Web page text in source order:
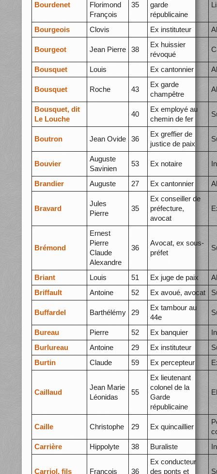
Bourdenet
Florimond
François
35
garde
républicaine
Bourgeois Clovis Ex instituteur
Bourgeot Jean Pierre 38
Ex huissier
révoqué
Bousquet Louis Ex cantonnier
Bousquet Roche 43
Ex garde
champêtre
Bousquet, dit
Le Louche
40
Ex employé au
chemin de fer
Boutron Jean Ovide 36
Ex greffier de
justice de paix
Bouvier
Auguste
Savinien
53 Ex notaire
Brandier Auguste 27 Ex cantonnier
Bravard
Jules
Pierre
35
Ex conseiller de
préfecture,
avocat
Brémond
Ernest
Pierre
Claude
Alexandre
36
Avocat, ex sous-
préfet
Briant Louis 51 Ex juge de paix
Briffault
Antoine 52 Ex avoué, avocat
Buffardel Barthélémy 29
Ex tambour au
44e
Bureau Pierre 52 Ex banquier
Burlureau
Antoine 29 Ex instituteur
Burtin
Claude 59 Ex percepteur
Caillaud
Jean Marie
Léonidas
55
Ex lieutenant
colonel de la
Garde
républicaine
Caille Christophe 29 Ex quincaillier
Carrière
Hippolyte 38 Buraliste
Carriol, fils François 36
Ex conducteur
des ponts et